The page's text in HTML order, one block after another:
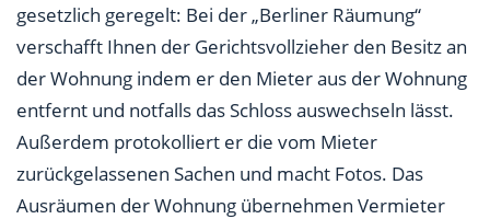
gesetzlich geregelt: Bei der „Berliner Räumung“
verschafft Ihnen der Gerichtsvollzieher den Besitz an
der Wohnung indem er den Mieter aus der Wohnung
entfernt und notfalls das Schloss auswechseln lässt.
Außerdem protokolliert er die vom Mieter
zurückgelassenen Sachen und macht Fotos. Das
Ausräumen der Wohnung übernehmen Vermieter